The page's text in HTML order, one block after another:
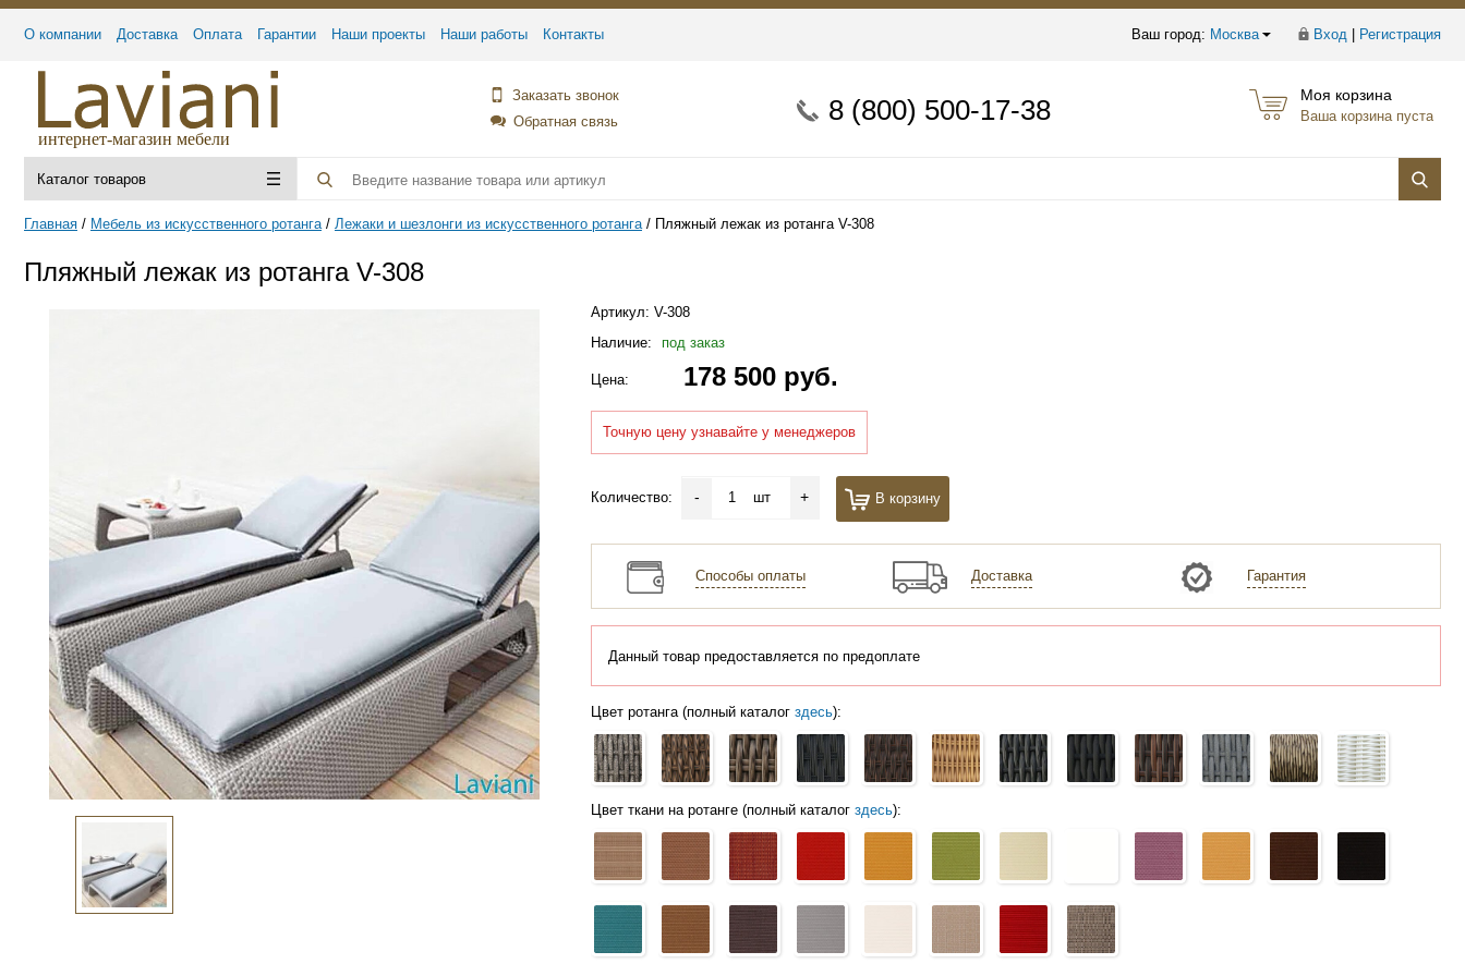
Ваш город: Москва Вход Регистрация
О компании Доставка Оплата Гарантии Наши проекты Наши работы Контакты
интернет-магазин мебели
Заказать звонок
Обратная связь
8 (800) 500-17-38 Моя корзина
Ваша корзина пуста
Каталог товаров
Главная Мебель из искусственного ротанга Лежаки и шезлонги из искусственного ротанга Пляжный лежак из ротанга V-308
Пляжный лежак из ротанга V-308
Артикул: V-308
Наличие:
под заказ
Цена: 178 500 руб.
Точную цену узнавайте у менеджеров
Количество: - шт + В корзину
Способы оплаты Доставка Гарантия
Данный товар предоставляется по предоплате
Цвет ротанга (полный каталог здесь):
Цвет ткани на ротанге (полный каталог здесь):